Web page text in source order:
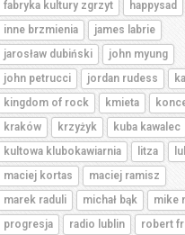
fabryka kultury zgrzyt
happysad
inne brzmienia
james labrie
jarosław dubiński
john myung
john petrucci
jordan rudess
kingdom of rock
kmieta
kraków
krzyżyk
kuba kawalec
kultowa klubokawiarnia
litza
maciej kortas
maciej ramisz
marek raduli
michał bąk
mike
progresja
radio lublin
robert